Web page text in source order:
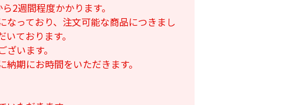
2週間程度かかります。
っており、注文可能な商品につきまし
ております。
います。
期にお時間をいただきます。